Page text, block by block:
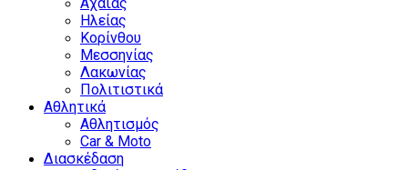
Ηλείας
Κορίνθου
Μεσσηνίας
Λακωνίας
Πολιτιστικά
Αθλητικά
Αθλητισμός
Car & Moto
Διασκέδαση